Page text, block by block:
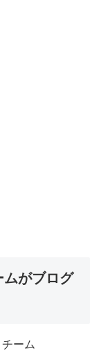
ムがブログ
ーム